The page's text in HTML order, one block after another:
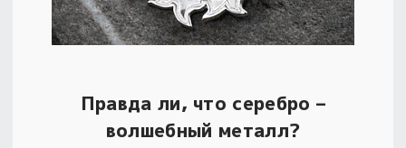
Правда ли, что серебро –
волшебный металл?